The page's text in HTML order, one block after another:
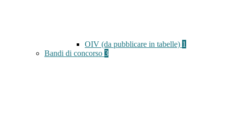
OIV (da pubblicare in tabelle) 1
Bandi di concorso 3